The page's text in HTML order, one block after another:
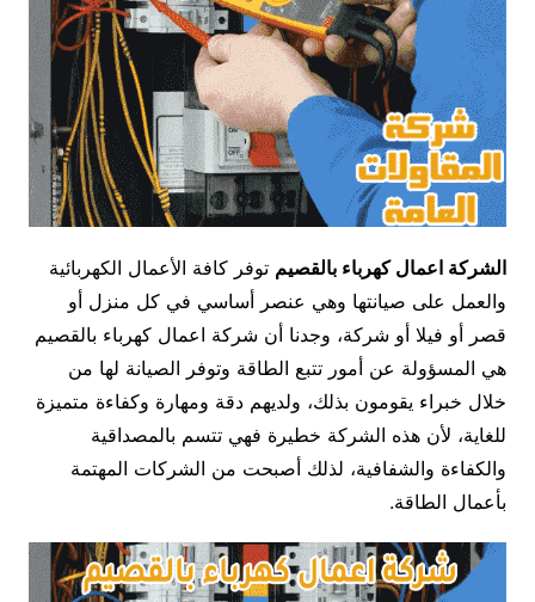
الشركة اعمال كهرباء بالقصيم توفر كافة الأعمال الكهربائية
والعمل على صيانتها وهي عنصر أساسي في كل منزل أو
قصر أو فيلا أو شركة، وجدنا أن شركة اعمال كهرباء بالقصيم
هي المسؤولة عن أمور تتبع الطاقة وتوفر الصيانة لها من
خلال خبراء يقومون بذلك، ولديهم دقة ومهارة وكفاءة متميزة
للغاية، لأن هذه الشركة خطيرة فهي تتسم بالمصداقية
والكفاءة والشفافية، لذلك أصبحت من الشركات المهتمة
بأعمال الطاقة.